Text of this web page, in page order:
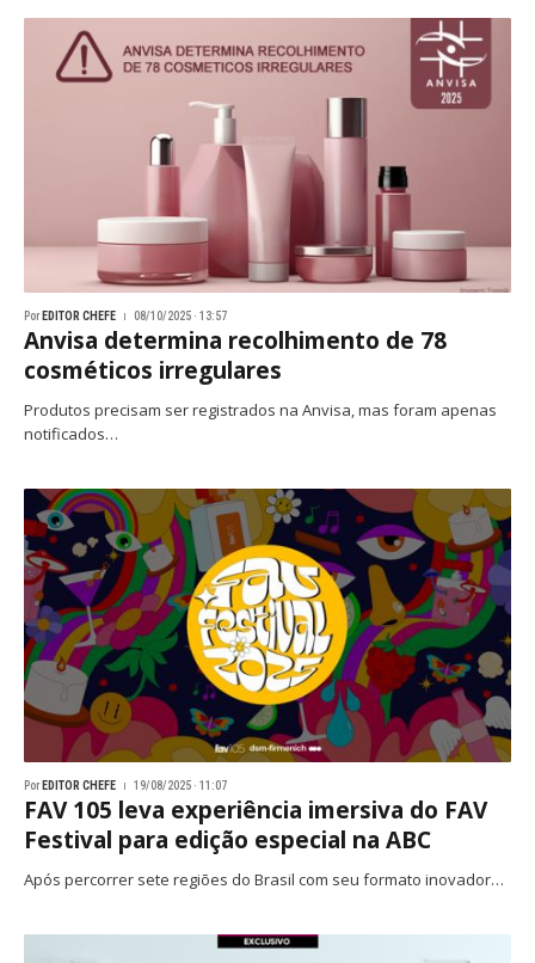
Por EDITOR CHEFE 08/10/2025 · 13:57
Anvisa determina recolhimento de 78
cosméticos irregulares
Produtos precisam ser registrados na Anvisa, mas foram apenas
notificados…
Por EDITOR CHEFE 19/08/2025 · 11:07
FAV 105 leva experiência imersiva do FAV
Festival para edição especial na ABC
Após percorrer sete regiões do Brasil com seu formato inovador…